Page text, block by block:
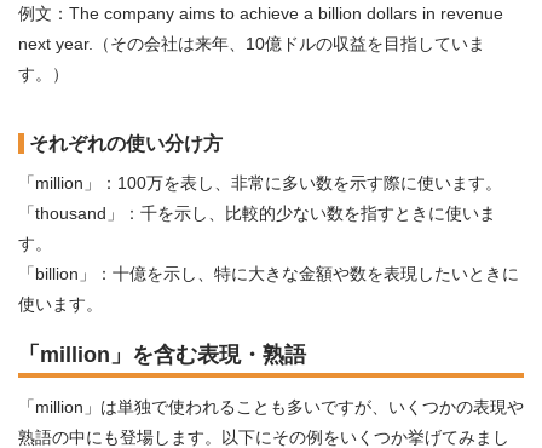
例文：The company aims to achieve a billion dollars in revenue
next year.（その会社は来年、10億ドルの収益を目指していま
す。）
それぞれの使い分け方
「million」：100万を表し、非常に多い数を示す際に使います。
「thousand」：千を示し、比較的少ない数を指すときに使いま
す。
「billion」：十億を示し、特に大きな金額や数を表現したいときに
使います。
「million」を含む表現・熟語
「million」は単独で使われることも多いですが、いくつかの表現や
熟語の中にも登場します。以下にその例をいくつか挙げてみまし